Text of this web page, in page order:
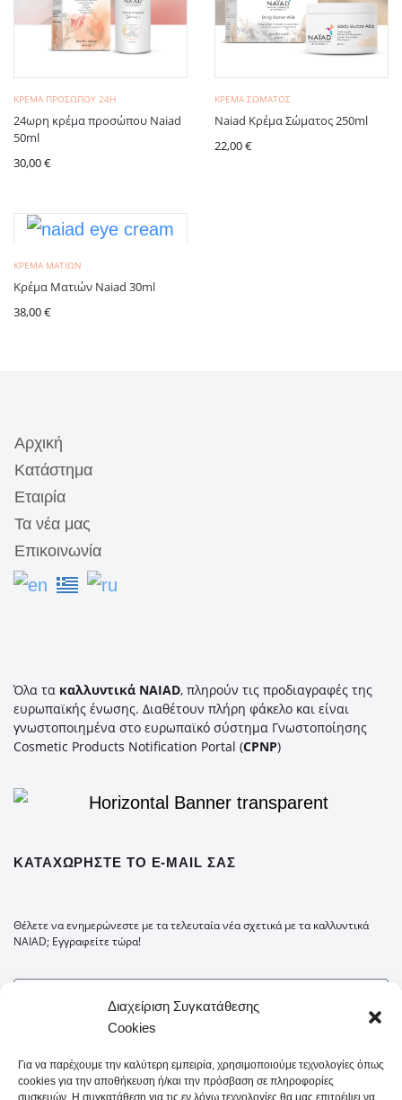
Διαχείριση Συγκατάθεσης
Cookies
Για να παρέχουμε την καλύτερη εμπειρία, χρησιμοποιούμε τεχνολογίες όπως
cookies για την αποθήκευση ή/και την πρόσβαση σε πληροφορίες
συσκευών. Η συγκατάθεση για τις εν λόγω τεχνολογίες θα μας επιτρέψει να
ΚΡΈΜΑ ΠΡΟΣΏΠΟΥ 24H
24ωρη κρέμα προσώπου Naiad
50ml
30,00€
ΚΡΈΜΑ ΣΏΜΑΤΟΣ
Naiad Κρέμα Σώματος 250ml
22,00€
ΚΡΈΜΑ ΜΑΤΙΏΝ
Κρέμα Ματιών Naiad 30ml
38,00€
Αρχική
Κατάστημα
Εταιρία
Τα νέα μας
Επικοινωνία
Όλα τα καλλυντικά NAIAD, πληρούν τις προδιαγραφές της
ευρωπαϊκής ένωσης. Διαθέτουν πλήρη φάκελο και είναι
γνωστοποιημένα στο ευρωπαϊκό σύστημα Γνωστοποίησης
Cosmetic Products Notification Portal (CPNP)
ΚΑΤΑΧΩΡΉΣΤΕ ΤΟ E-MAIL ΣΑΣ
Θέλετε να ενημερώνεστε με τα τελευταία νέα σχετικά με τα καλλυντικά
NAIAD; Εγγραφείτε τώρα!